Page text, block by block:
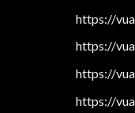
https://
https://
https://
https://